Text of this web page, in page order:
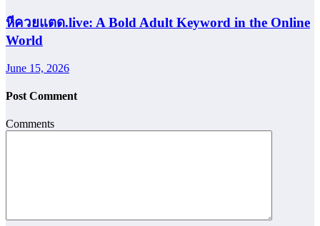
หีควยแตด.live: A Bold Adult Keyword in the Online
World
June 15, 2026
Post Comment
Comments